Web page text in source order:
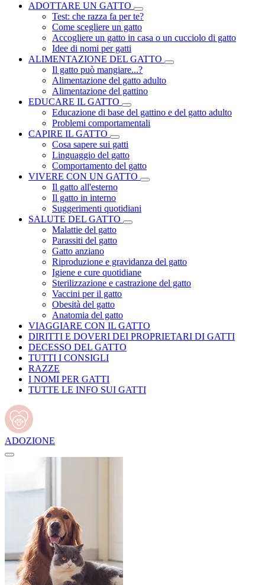
ADOTTARE UN GATTO
Test: che razza fa per te?
Come scegliere un gatto
Accogliere un gatto in casa o un cucciolo di gatto
Idee di nomi per gatti
ALIMENTAZIONE DEL GATTO
Il gatto può mangiare...?
Alimentazione del gatto adulto
Alimentazione del gattino
EDUCARE IL GATTO
Educazione di base del gattino e del gatto adulto
Problemi comportamentali
CAPIRE IL GATTO
Cosa sapere sui gatti
Linguaggio del gatto
Comportamento del gatto
VIVERE CON UN GATTO
Il gatto all'esterno
Il gatto in interno
Suggerimenti quotidiani
SALUTE DEL GATTO
Malattie del gatto
Parassiti del gatto
Gatto anziano
Riproduzione e gravidanza del gatto
Igiene e cure quotidiane
Sterilizzazione e castrazione del gatto
Vaccini per il gatto
Obesità del gatto
Anatomia del gatto
VIAGGIARE CON IL GATTO
DIRITTI E DOVERI DEI PROPRIETARI DI GATTI
DECESSO DEL GATTO
TUTTI I CONSIGLI
RAZZE
I NOMI PER GATTI
TUTTE LE INFO SUI GATTI
ADOZIONE